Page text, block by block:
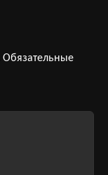
Обязательные